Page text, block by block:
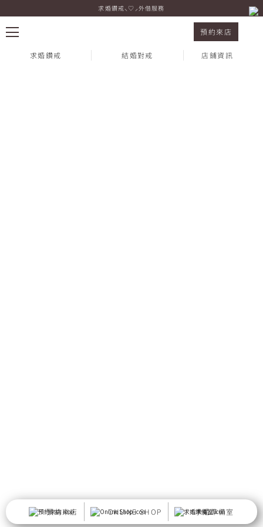
紀念鑽飾 rigel 黃K金求婚鑽戒⸜♡⸝外借服務
預約來店
求婚鑽戒 結婚對戒 店鋪資訊
預約來店 ONLINE SHOP 求婚準備室